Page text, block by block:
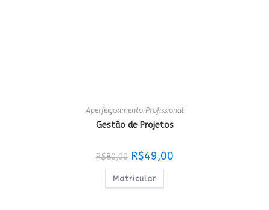
Aperfeiçoamento Profissional
Gestão de Projetos
R$80,00 O
preço
original
era:
R$80,00.
R$49,00O
Matricular